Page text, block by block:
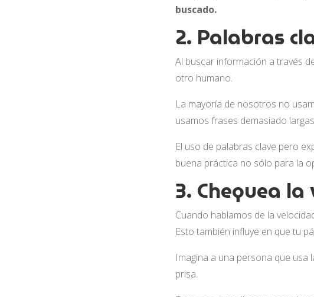
buscado.
2. Palabras
Al buscar información a través
otro humano.
La mayoría de nosotros no
usamos frases demasiado
El uso de palabras clave pero
buena práctica no sólo para la
3. Chequea
Cuando hablamos de la
Esto también influye en que tu
Imagina a una persona que
prisa.